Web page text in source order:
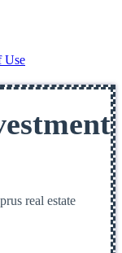
Use
real estate